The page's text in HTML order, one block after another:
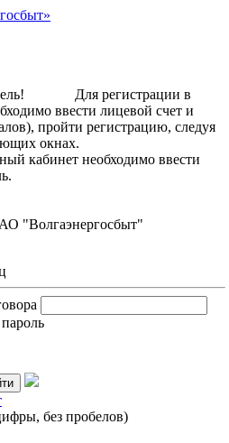
Для регистрации в
ввести лицевой счет и
пройти регистрацию, следуя
окнах.
кабинет необходимо ввести
и пароль.
без пробелов)